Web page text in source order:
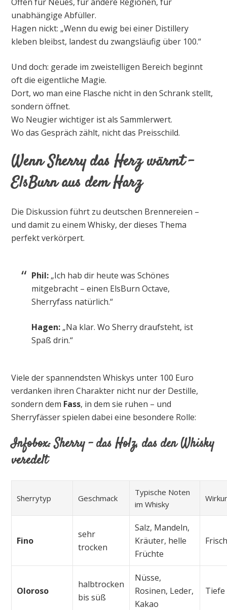
unabhängige Abfüller.
Hagen nickt: „Wenn du ewig bei einer Distillery
kleben bleibst, landest du zwangsläufig über 100.“
Und doch: gerade im zweistelligen Bereich beginnt
oft die eigentliche Magie.
Dort, wo man eine Flasche nicht in den Schrank stellt,
sondern öffnet.
Wo Neugier wichtiger ist als Sammlerwert.
Wo das Gespräch zählt, nicht das Preisschild.
Wenn Sherry das Herz wärmt –
ElsBurn aus dem Harz
Die Diskussion führt zu deutschen Brennereien –
und damit zu einem Whisky, der dieses Thema
perfekt verkörpert.
Phil: „Ich hab dir heute was Schönes
mitgebracht – einen ElsBurn Octave,
Sherryfass natürlich.“
Hagen: „Na klar. Wo Sherry draufsteht, ist
Spaß drin.“
Viele der spannendsten Whiskys unter 100 Euro
verdanken ihren Charakter nicht nur der Destille,
sondern dem Fass, in dem sie ruhen – und
Sherryfässer spielen dabei eine besondere Rolle:
Infobox: Sherry – das Holz, das den Whisky
veredelt
Sherrytyp Geschmack
Typische Noten
im Whisky
Fino
sehr
trocken
Salz, Mandeln,
Kräuter, helle
Früchte
Oloroso
halbtrocken
bis süß
Nüsse,
Rosinen, Leder,
Kakao
Tiefe